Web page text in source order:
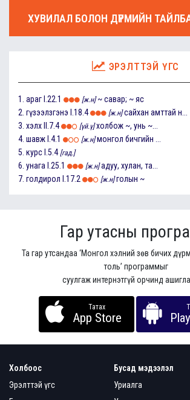
ХУВИЛАЛ БОЛОН ДҮРМИЙН
ЭРЭЛТТЭЙ ҮГС
1. араг I.22.1 [ж.н] ~ савар; ~ яс
2. гүзээлзгэнэ I.18.4 [ж.н] сайхан амттай н...
3. хэлх II.7.4 [үй.ү] холбож ~, унь ~...
4. шавж I.4.1 [ж.н] монгол бичгийн ...
5. курс I.5.4 [гад.]
6. унага I.25.1 [ж.н] адуу, хулан, та...
7. голдирол I.17.2 [ж.н] голын ~
Гар утасны
Та гар утсандаа ‘Монгол хэлний зөв бичих
толь’ программыг
суулгаж интернэтгүй орчинд
Татах
App Store
Холбоос
Эрэлттэй үгс
Бусад мэдээлэл
Уриалга